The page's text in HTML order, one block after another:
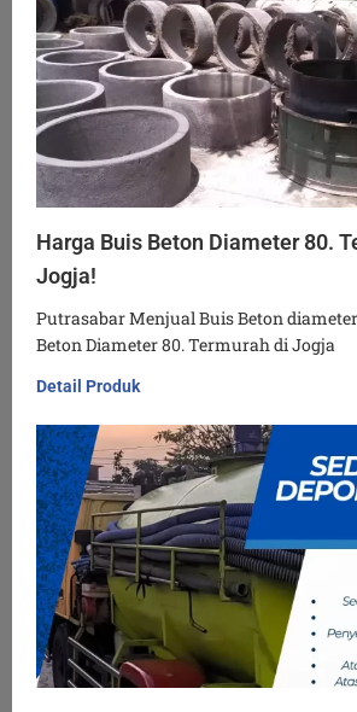
Harga Buis Beton Diameter 80.
Jogja!
Putrasabar Menjual Buis Beton
Beton Diameter 80. Termurah di Jogja
Detail Produk